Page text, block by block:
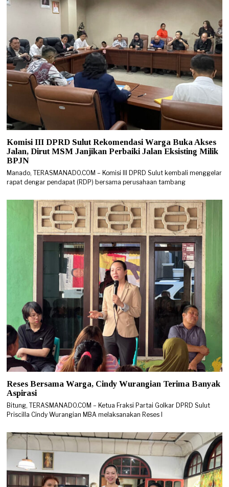
Komisi III DPRD Sulut Rekomendasi Warga Buka Akses
Jalan, Dirut MSM Janjikan Perbaiki Jalan Eksisting Milik
BPJN
Manado, TERASMANADO.COM – Komisi III DPRD Sulut kembali menggelar
rapat dengar pendapat (RDP) bersama perusahaan tambang
Reses Bersama Warga, Cindy Wurangian Terima Banyak
Aspirasi
Bitung, TERASMANADO.COM – Ketua Fraksi Partai Golkar DPRD Sulut
Priscilla Cindy Wurangian MBA melaksanakan Reses I